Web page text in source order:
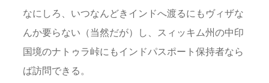
なにしろ、いつなんどきインドへ渡るにもヴィザな
んか要らない（当然だが）し、スィッキム州の中印
国境のナトゥラ峠にもインドパスポート保持者なら
ば訪問できる。